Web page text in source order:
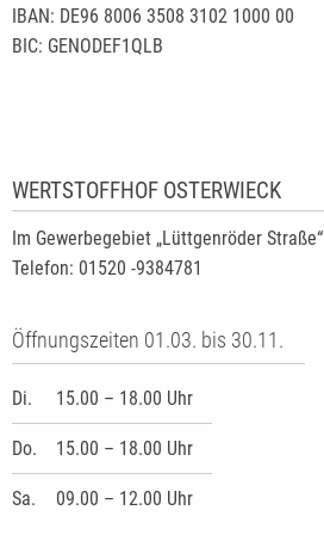
IBAN: DE96 8006 3508 3102 1000 00
BIC: GENODEF1QLB
WERTSTOFFHOF OSTERWIECK
Im Gewerbegebiet „Lüttgenröder Straße“
Telefon: 01520 -9384781
Öffnungszeiten 01.03. bis 30.11.
Di. 15.00 – 18.00 Uhr
Do. 15.00 – 18.00 Uhr
Sa. 09.00 – 12.00 Uhr